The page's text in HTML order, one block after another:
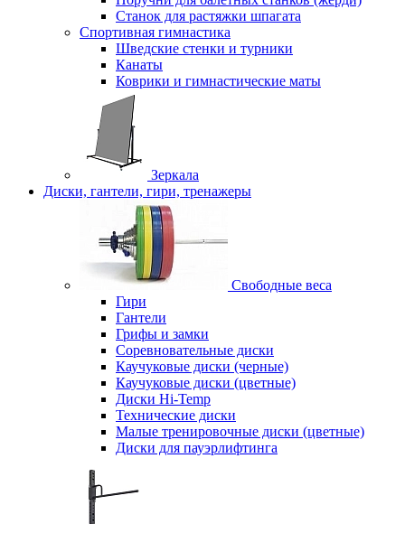
Станок для растяжки шпагата
Спортивная гимнастика
Шведские стенки и турники
Канаты
Коврики и гимнастические маты
Зеркала
Диски, гантели, гири, тренажеры
Свободные веса
Гири
Гантели
Грифы и замки
Соревновательные диски
Каучуковые диски (черные)
Каучуковые диски (цветные)
Диски Hi-Temp
Технические диски
Малые тренировочные диски (цветные)
Диски для пауэрлифтинга